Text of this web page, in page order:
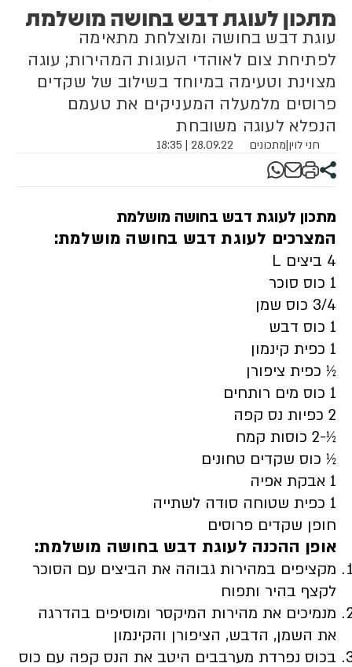
מתכון לעוגת דבש בחושה מושלמת
עוגת דבש בחושה ומוצלחת מתאימה
לפתיחת צום לאוהדי העוגות המהירות; עוגה
מצוינת וטעימה במיוחד בשילוב של שקדים
פרוסים מלמעלה המעניקים את טעמם
הנפלא לעוגה משובחת
חני לוין|מתכונים 28.09.22 | 18:35
מתכון לעוגת דבש בחושה מושלמת
המצרכים לעוגת דבש בחושה מושלמת:
4 ביצים
L
1 כוס סוכר
3/4 כוס שמן
1 כוס דבש
1 כפית קינמון
½ כפית ציפורן
1 כוס מים רותחים
2 כפיות נס קפה
½-2 כוסות קמח
½ כוס שקדים טחונים
1 אבקת אפיה
1 כפית שטוחה סודה לשתייה
חופן שקדים פרוסים
אופן ההכנה לעוגת דבש בחושה מושלמת:
מקציפים במהירות גבוהה את הביצים עם הסוכר
לקצף בהיר ותפוח
מנמיכים את מהירות המיקסר ומוסיפים בהדרגה
את השמן, הדבש, הציפורן והקינמון
בכוס נפרדת מערבבים היטב את הנס קפה עם כוס